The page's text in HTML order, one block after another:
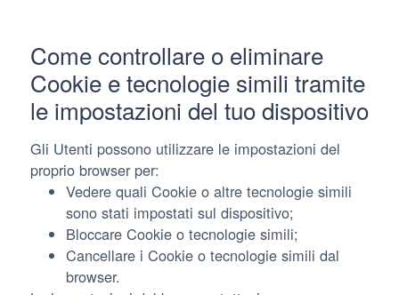
Come controllare o eliminare
Cookie e tecnologie simili tramite
le impostazioni del tuo dispositivo
Gli Utenti possono utilizzare le impostazioni del
proprio browser per:
Vedere quali Cookie o altre tecnologie simili
sono stati impostati sul dispositivo;
Bloccare Cookie o tecnologie simili;
Cancellare i Cookie o tecnologie simili dal
browser.